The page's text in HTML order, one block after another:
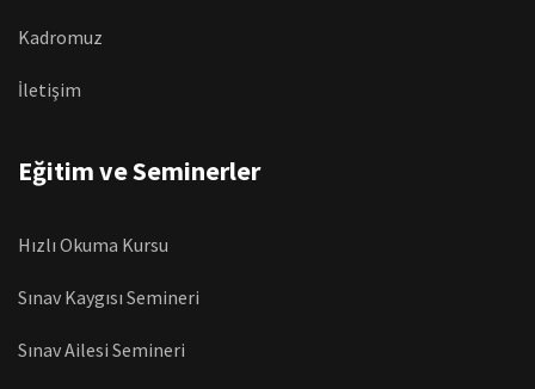
Kadromuz
İletişim
Eğitim ve Seminerler
Hızlı Okuma Kursu
Sınav Kaygısı Semineri
Sınav Ailesi Semineri